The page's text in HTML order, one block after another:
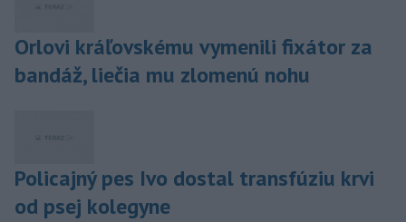
Orlovi kráľovskému vymenili fixátor za
bandáž, liečia mu zlomenú nohu
Policajný pes Ivo dostal transfúziu krvi
od psej kolegyne